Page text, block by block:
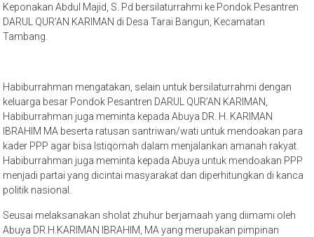
Keponakan Abdul Majid, S. Pd bersilaturrahmi ke Pondok Pesantren
DARUL QUR’AN KARIMAN di Desa Tarai Bangun, Kecamatan
Tambang.
Habiburrahman mengatakan, selain untuk bersilaturrahmi dengan
keluarga besar Pondok Pesantren DARUL QUR’AN KARIMAN,
Habiburrahman juga meminta kepada Abuya DR. H. KARIMAN
IBRAHIM MA beserta ratusan santriwan/wati untuk mendoakan para
kader PPP agar bisa Istiqomah dalam menjalankan amanah rakyat.
Habiburrahman juga meminta kepada Abuya untuk mendoakan PPP
menjadi partai yang dicintai masyarakat dan diperhitungkan di kanca
politik nasional.
Seusai melaksanakan sholat zhuhur berjamaah yang diimami oleh
Abuya DR.H.KARIMAN IBRAHIM, MA yang merupakan pimpinan